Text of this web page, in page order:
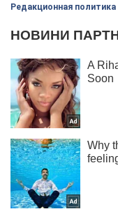
Редакционная политика